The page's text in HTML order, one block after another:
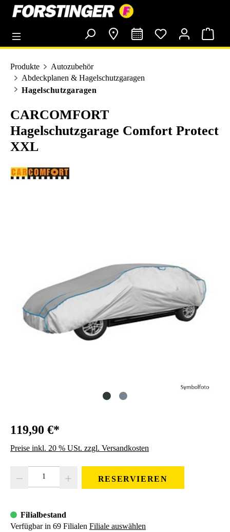
springen
Produkte
Autozubehör
Abdeckplanen & Hagelschutzgaragen
Hagelschutzgaragen
CARCOMFORT
Hagelschutzgarage Comfort Protect
XXL
119,90 €*
Preise inkl. 20 % USt. zzgl. Versandkosten
RESERVIEREN
Filialbestand
Verfügbar in 69 Filialen Filiale auswählen